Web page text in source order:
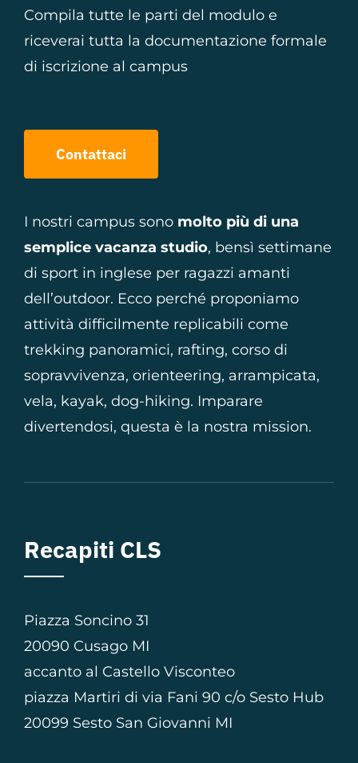
Compila tutte le parti del modulo e
riceverai tutta la documentazione formale
di iscrizione al campus
Contattaci
I nostri campus sono molto più di una
semplice vacanza studio, bensì settimane
di sport in inglese per ragazzi amanti
dell’outdoor. Ecco perché proponiamo
attività difficilmente replicabili come
trekking panoramici, rafting, corso di
sopravvivenza, orienteering, arrampicata,
vela, kayak, dog-hiking. Imparare
divertendosi, questa è la nostra mission.
Recapiti CLS
Piazza Soncino 31
20090 Cusago MI
accanto al Castello Visconteo
piazza Martiri di via Fani 90 c/o Sesto Hub
20099 Sesto San Giovanni MI